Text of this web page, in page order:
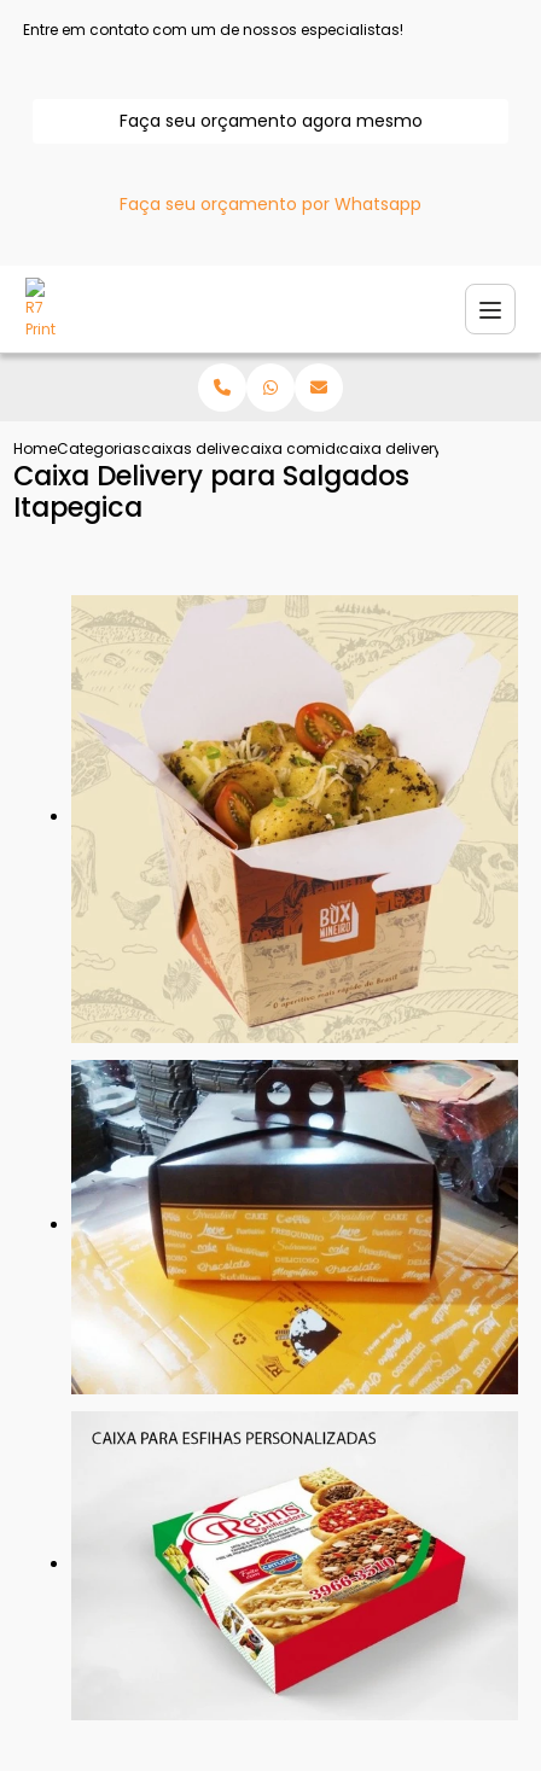
Entre em contato com um de nossos especialistas!
Faça seu orçamento agora mesmo
Faça seu orçamento por Whatsapp
HomeCategoriascaixas deliverycaixa comida deliverycaixa delivery para
Caixa Delivery para Salgados
Itapegica